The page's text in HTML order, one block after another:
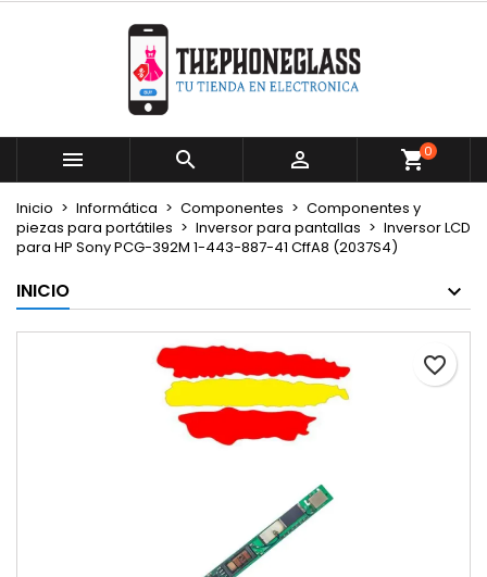
   0
Inicio Informática Componentes
Componentes y
piezas para portátiles
Inversor para pantallas
Inversor LCD
para HP Sony PCG-392M 1-443-887-41 CffA8 (2037S4)
INICIO
favorite_border
Mi lista de deseos
Crear nueva lista
Crear lista de deseos
Nombre de la lista de deseos
Cancelar Crear lista de deseos
Iniciar sesión
Debe iniciar sesión para guardar productos en su
lista de deseos.
Cancelar Iniciar sesión